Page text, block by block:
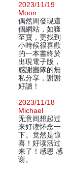
2023/11/19
Moon
偶然間發現這
個網站，如獲
至寶，更找到
小時候很喜歡
的一本書終於
出現電子版，
感謝團隊的無
私分享，謝謝
好讀！
2023/11/18
Michael
无意间想起过
来好读怀念一
下。竟然是惊
喜！好读活过
来了！感恩 感
谢。